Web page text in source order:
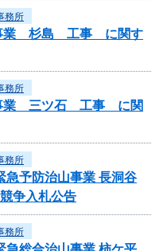
務所
事業 杉島 工事 に関す
務所
事業 三ツ石 工事 に関
務所
急予防治山事業 長洞谷
争入札公告
務所